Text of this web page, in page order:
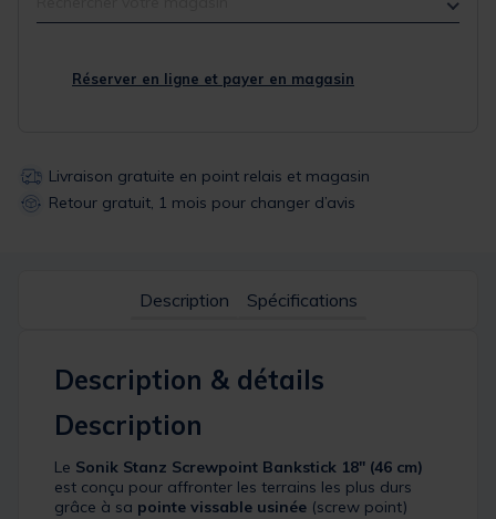
Réserver en ligne et payer en magasin
Livraison gratuite en point relais et magasin
Retour gratuit, 1 mois pour changer d’avis
Description Spécifications
Description & détails
Description
Le Sonik Stanz Screwpoint Bankstick 18" (46 cm)
est conçu pour affronter les terrains les plus durs
grâce à sa pointe vissable usinée (screw point)